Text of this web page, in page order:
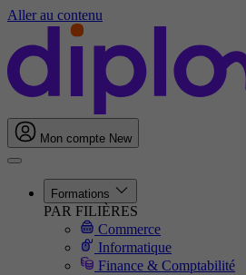
Aller au contenu
Mon compte New
Formations
PAR FILIÈRES
Commerce
Informatique
Finance & Comptabilité